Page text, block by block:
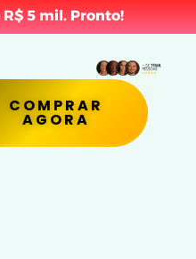
5 mil. Pronto!
COMPRAR
AGORA